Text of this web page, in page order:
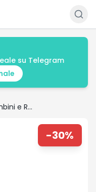
su Telegram
adidas Unisex - Bambini e Ragazzi Grand Court 00s Shoes Kids, Core Black/Lucid Red/Lucid Lemon, 30 EU
-30%